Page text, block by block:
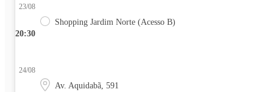
20:30
23/08
Shopping Jardim Norte (Acesso B)
24/08
Av. Aquidabã, 591